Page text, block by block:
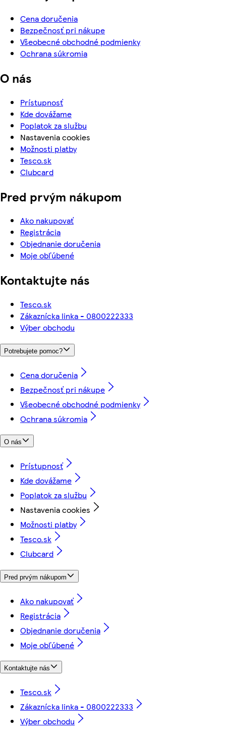
Cena doručenia
Bezpečnosť pri nákupe
Všeobecné obchodné podmienky
Ochrana súkromia
O nás
Prístupnosť
Kde dovážame
Poplatok za službu
Nastavenia cookies
Možnosti platby
Tesco.sk
Clubcard
Pred prvým nákupom
Ako nakupovať
Registrácia
Objednanie doručenia
Moje obľúbené
Kontaktujte nás
Tesco.sk
Zákaznícka linka - 0800222333
Výber obchodu
Potrebujete pomoc?
Cena doručenia
Bezpečnosť pri nákupe
Všeobecné obchodné podmienky
Ochrana súkromia
O nás
Prístupnosť
Kde dovážame
Poplatok za službu
Nastavenia cookies
Možnosti platby
Tesco.sk
Clubcard
Pred prvým nákupom
Ako nakupovať
Registrácia
Objednanie doručenia
Moje obľúbené
Kontaktujte nás
Tesco.sk
Zákaznícka linka - 0800222333
Výber obchodu